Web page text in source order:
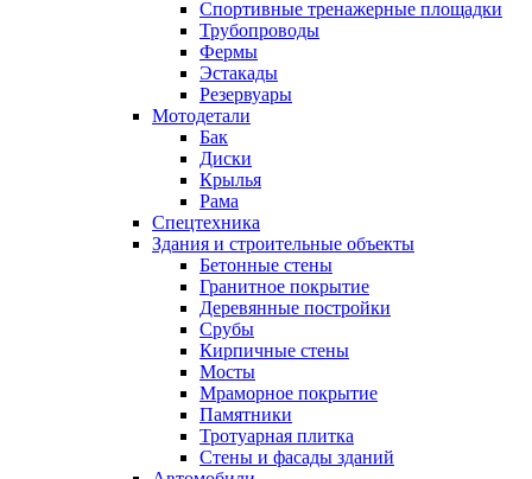
Спортивные тренажерные площадки
Трубопроводы
Фермы
Эстакады
Резервуары
Мотодетали
Бак
Диски
Крылья
Рама
Спецтехника
Здания и строительные объекты
Бетонные стены
Гранитное покрытие
Деревянные постройки
Срубы
Кирпичные стены
Мосты
Мраморное покрытие
Памятники
Тротуарная плитка
Стены и фасады зданий